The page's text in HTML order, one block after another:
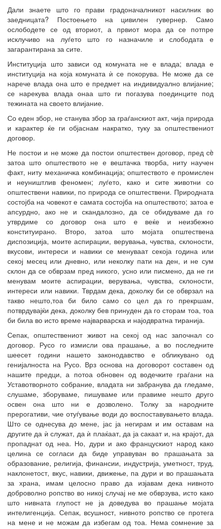
Дали знаете што го прави градоначалникот насилник во
заедницата? Постоењето на цивилен гувернер. Само
ослободете се од вториот, а првиот мора да се потпре
исклучиво на луѓето што го назначиле и слободата е
загарантирана за сите.
Институција што зависи од комуната не е влада; влада е
институција на која комуната ѝ се покорува. Не може да се
нарече влада она што е предмет на индивидуално влијание;
се нарекува влада онаа што ги погазува поединците под
тежината на своето влијание.
Со еден збор, не станува збор за граѓанскиот акт, чија природа
и карактер ќе ги објаснам накратко, туку за општествениот
договор.
Не постои и не може да постои општествен договор, пред сè
затоа што општеството не е вештачка творба, ниту научен
факт, ниту механичка комбинација; општеството е промислен
и неуништлив феномен; луѓето, како и сите животни со
општествени навики, по природа се општествени. Природната
состојба на човекот е самата состојба на општеството; затоа е
апсурдно, ако не и скандалозно, да се обидуваме да го
утврдиме со договор она што е веќе и неизбежно
конституирано. Второ, затоа што мојата општествена
диспозиција, моите аспирации, верувања, чувства, склоности,
вкусови, интереси и навики се менуваат секоја година или
секој месец или дневно, или неколку пати на ден, и не сум
склон да се обврзам пред никого, усно или писмено, да не ги
менувам моите аспирации, верувања, чувства, склоности,
интереси или навики. Тврдам дека, доколку би се обврзал на
такво нешто,тоа би било само со цел да го прекршам,
потврдувајќи дека, доколку бев принуден да го сторам тоа, тоа
би била во исто време најварварска и најодвратна тиранија.
Сепак, општествениот живот на секој од нас започнал со
договор. Русо го измисли ова прашање, а во последните
шеесет години нашето законодавство е обликувано од
генијалноста на Русо. Врз основа на договорот составен од
нашите предци, а потоа обновен од водечките граѓани на
Уставотворното собрание, владата ни забранува да гледаме,
слушаме, зборуваме, пишуваме или правиме нешто друго
освен она што ни е дозволено. Толку за народните
прерогативи, чие отуѓување води до воспоставувањето влада.
Што се однесува до мене, јас ја негирам и им оставам на
другите да ѝ служат, да ѝ плаќаат, да ја сакаат и, на крајот, да
пропаднат од неа. Но, дури и ако францускиот народ како
целина се согласи да биде управуван во прашањата за
образование, религија, финансии, индустрија, уметност, труд,
наклонетост, вкус, навики, движење, па дури и во прашањата
за храна, имам целосно право да изјавам дека нивното
доброволно ропство во никој случај не ме обврзува, исто како
што нивната глупост не ја доведува во прашање мојата
интелигенција. Сепак, всушност, нивното ропство се протега
на мене и не можам да избегам од тоа. Нема сомнение за